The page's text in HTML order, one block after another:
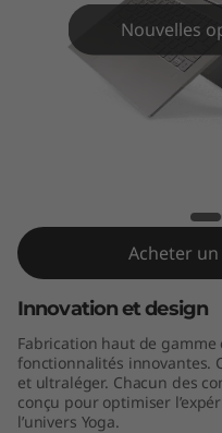
Nouvelles
Acheter
Innovation et design
Fabrication haut de
fonctionnalités innovantes.
et ultraléger. Chacun des
conçu pour optimiser
l’univers Yoga.